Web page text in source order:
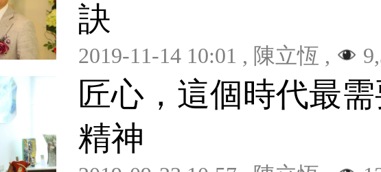
訣
2019-11-14 10:01 , 陳立恆 ,
匠心，這個時代最
精神